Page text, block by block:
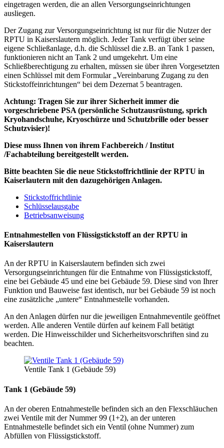
eingetragen werden, die an allen Versorgungseinrichtungen
ausliegen.
Der Zugang zur Versorgungseinrichtung ist nur für die Nutzer der
RPTU in Kaiserslautern möglich. Jeder Tank verfügt über seine
eigene Schließanlage, d.h. die Schlüssel die z.B. an Tank 1 passen,
funktionieren nicht an Tank 2 und umgekehrt. Um eine
Schließberechtigung zu erhalten, müssen sie über ihren Vorgesetzten
einen Schlüssel mit dem Formular „Vereinbarung Zugang zu den
Stickstoffeinrichtungen“ bei dem Dezernat 5 beantragen.
Achtung: Tragen Sie zur ihrer Sicherheit immer die
vorgeschriebene PSA (persönliche Schutzausrüstung, sprich
Kryohandschuhe, Kryoschürze und Schutzbrille oder besser
Schutzvisier)!
Diese muss Ihnen von ihrem Fachbereich / Institut
/Fachabteilung bereitgestellt werden.
Bitte beachten Sie die neue Stickstoffrichtlinie der RPTU in
Kaiserlautern mit den dazugehörigen Anlagen.
Stickstoffrichtlinie
Schlüsselausgabe
Betriebsanweisung
Entnahmestellen von Flüssigstickstoff an der RPTU in
Kaiserslautern
An der RPTU in Kaiserslautern befinden sich zwei
Versorgungseinrichtungen für die Entnahme von Flüssigstickstoff,
eine bei Gebäude 45 und eine bei Gebäude 59. Diese sind von Ihrer
Funktion und Bauweise fast identisch, nur bei Gebäude 59 ist noch
eine zusätzliche „untere“ Entnahmestelle vorhanden.
An den Anlagen dürfen nur die jeweiligen Entnahmeventile geöffnet
werden. Alle anderen Ventile dürfen auf keinem Fall betätigt
werden. Die Hinweisschilder und Sicherheitsvorschriften sind zu
beachten.
Ventile Tank 1 (Gebäude 59)
Tank 1 (Gebäude 59)
An der oberen Entnahmestelle befinden sich an den Flexschläuchen
zwei Ventile mit der Nummer 99 (1+2), an der unteren
Entnahmestelle befindet sich ein Ventil (ohne Nummer) zum
Abfüllen von Flüssigstickstoff.